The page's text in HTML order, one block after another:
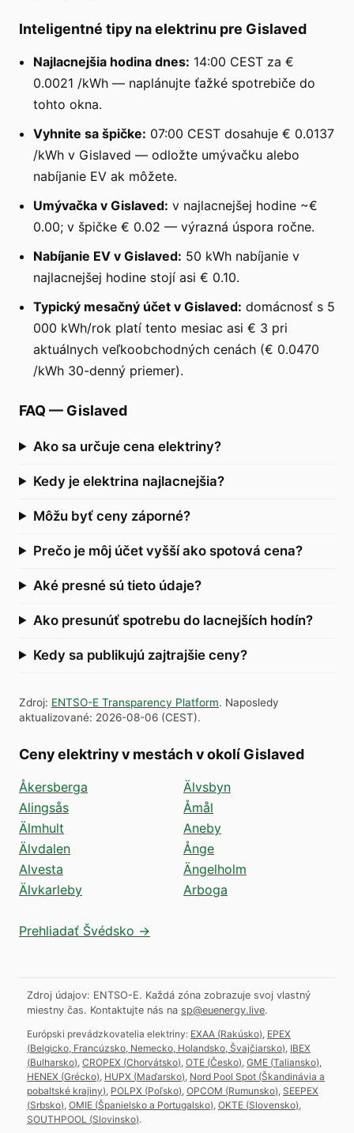
Inteligentné tipy na elektrinu pre Gislaved
Najlacnejšia hodina dnes: 14:00 CEST za €
0.0021 /kWh — naplánujte ťažké spotrebiče do
tohto okna.
Vyhnite sa špičke: 07:00 CEST dosahuje € 0.0137
/kWh v Gislaved — odložte umývačku alebo
nabíjanie EV ak môžete.
Umývačka v Gislaved: v najlacnejšej hodine ~€
0.00; v špičke € 0.02 — výrazná úspora ročne.
Nabíjanie EV v Gislaved: 50 kWh nabíjanie v
najlacnejšej hodine stojí asi € 0.10.
Typický mesačný účet v Gislaved: domácnosť s 5
000 kWh/rok platí tento mesiac asi € 3 pri
aktuálnych veľkoobchodných cenách (€ 0.0470
/kWh 30-denný priemer).
FAQ — Gislaved
Ako sa určuje cena elektriny?
Kedy je elektrina najlacnejšia?
Môžu byť ceny záporné?
Prečo je môj účet vyšší ako spotová cena?
Aké presné sú tieto údaje?
Ako presunúť spotrebu do lacnejších hodín?
Kedy sa publikujú zajtrajšie ceny?
Zdroj: ENTSO-E Transparency Platform. Naposledy
aktualizované: 2026-08-06 (CEST).
Ceny elektriny v mestách v okolí Gislaved
Åkersberga
Alingsås
Älmhult
Älvdalen
Alvesta
Älvkarleby
Älvsbyn
Åmål
Aneby
Ånge
Ängelholm
Arboga
Prehliadať Švédsko →
Zdroj údajov: ENTSO-E. Každá zóna zobrazuje svoj vlastný
miestny čas. Kontaktujte nás na sp@euenergy.live.
Európski prevádzkovatelia elektriny: EXAA (Rakúsko) EPEX
(Belgicko, Francúzsko, Nemecko, Holandsko, Švajčiarsko) IBEX
(Bulharsko) CROPEX (Chorvátsko) OTE (Česko) GME (Taliansko)
HENEX (Grécko) HUPX (Maďarsko) Nord Pool Spot (Škandinávia a
pobaltské krajiny) POLPX (Poľsko) OPCOM (Rumunsko) SEEPEX
(Srbsko) OMIE (Španielsko a Portugalsko) OKTE (Slovensko)
SOUTHPOOL (Slovinsko).